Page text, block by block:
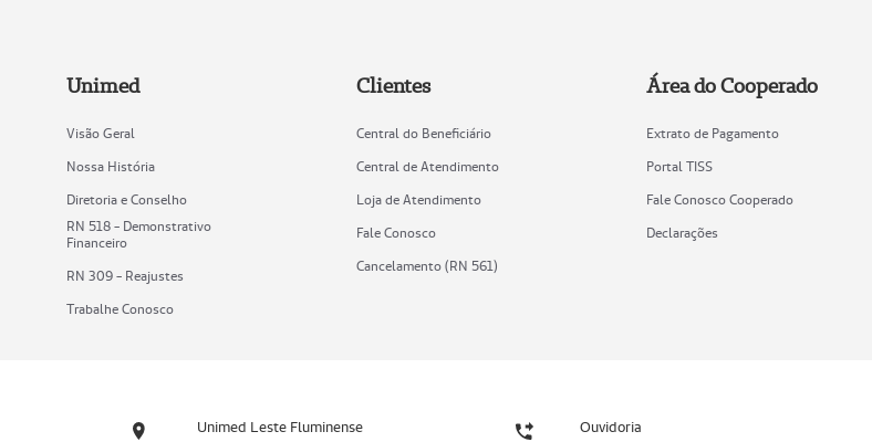
Unimed
Visão Geral
Nossa História
Diretoria e Conselho
RN 518 - Demonstrativo
Financeiro
RN 309 - Reajustes
Trabalhe Conosco
Clientes
Central do Beneficiário
Central de Atendimento
Loja de Atendimento
Fale Conosco
Cancelamento (RN 561)
Área do Cooperado
Extrato de Pagamento
Portal TISS
Fale Conosco Cooperado
Declarações
Unimed Leste Fluminense Ouvidoria